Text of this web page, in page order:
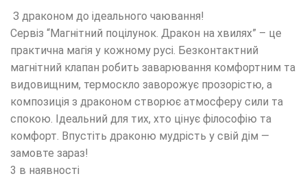
2,800
грн..
2,700
грн..
З драконом до ідеального чаювання!
Сервіз “Магнітний поцілунок. Дракон на хвилях” – це
практична магія у кожному русі. Безконтактний
магнітний клапан робить заварювання комфортним та
видовищним, термоскло заворожує прозорістю, а
композиція з драконом створює атмосферу сили та
спокою. Ідеальний для тих, хто цінує філософію та
комфорт. Впустіть драконю мудрість у свій дім —
замовте зараз!
3 в наявності